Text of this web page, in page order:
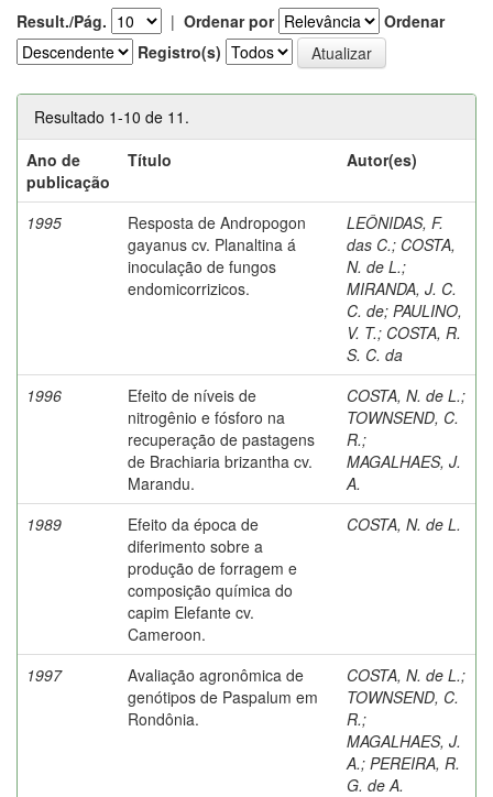
Result./Pág. | Ordenar por
Ordenar
Registro(s)
Resultado 1-10 de 11.
Ano de
publicação
Título Autor(es)
1995
Resposta de Andropogon
gayanus cv. Planaltina á
inoculação de fungos
endomicorrizicos.
LEÔNIDAS, F.
das C.; COSTA,
N. de L.;
MIRANDA, J. C.
C. de; PAULINO,
V. T.; COSTA, R.
S. C. da
1996
Efeito de níveis de
nitrogênio e fósforo na
recuperação de pastagens
de Brachiaria brizantha cv.
Marandu.
COSTA, N. de L.;
TOWNSEND, C.
R.;
MAGALHAES, J.
A.
1989
Efeito da época de
diferimento sobre a
produção de forragem e
composição química do
capim Elefante cv.
Cameroon.
COSTA, N. de L.
1997
Avaliação agronômica de
genótipos de Paspalum em
Rondônia.
COSTA, N. de L.;
TOWNSEND, C.
R.;
MAGALHAES, J.
A.; PEREIRA, R.
G. de A.